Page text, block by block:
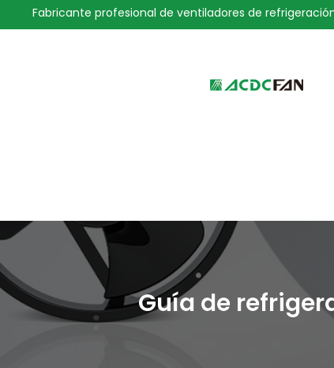
We've detected you
Fabricante profesional de ventiladores de
Guía de